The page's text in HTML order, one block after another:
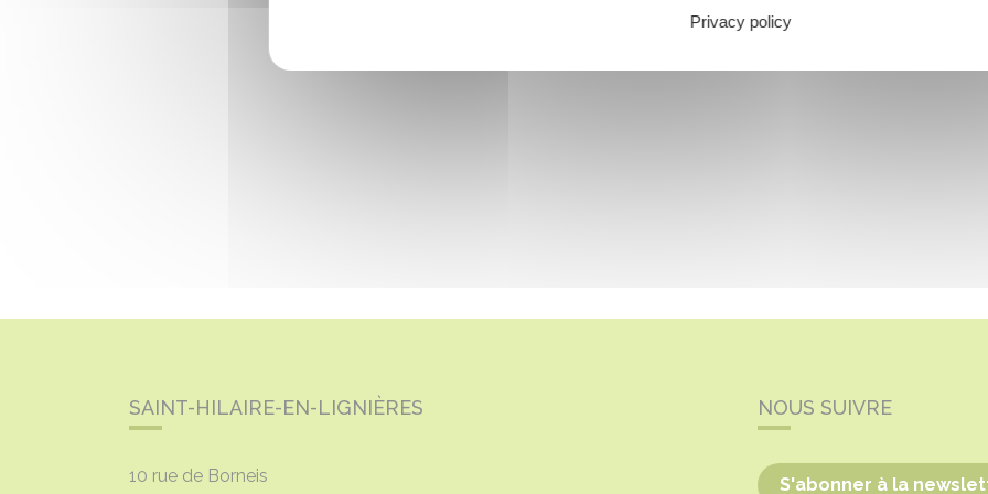
SAINT-HILAIRE-EN-LIGNIÈRES
10 rue de Borneis
NOUS SUIVRE
S'abonner à la
Privacy policy